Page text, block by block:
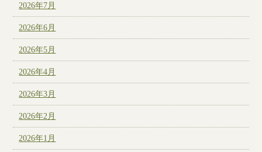
2026年7月
2026年6月
2026年5月
2026年4月
2026年3月
2026年2月
2026年1月